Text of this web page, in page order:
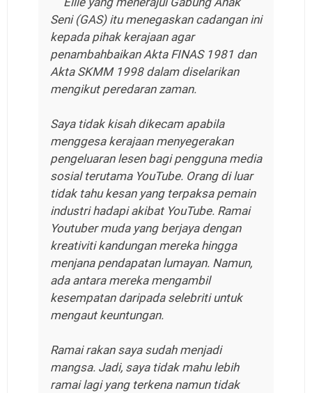
Seni (GAS) itu menegaskan cadangan ini
kepada pihak kerajaan agar
penambahbaikan Akta FINAS 1981 dan
Akta SKMM 1998 dalam diselarikan
mengikut peredaran zaman.
Saya tidak kisah dikecam apabila
menggesa kerajaan menyegerakan
pengeluaran lesen bagi pengguna media
sosial terutama YouTube. Orang di luar
tidak tahu kesan yang terpaksa pemain
industri hadapi akibat YouTube. Ramai
Youtuber muda yang berjaya dengan
kreativiti kandungan mereka hingga
menjana pendapatan lumayan. Namun,
ada antara mereka mengambil
kesempatan daripada selebriti untuk
mengaut keuntungan.
Ramai rakan saya sudah menjadi
mangsa. Jadi, saya tidak mahu lebih
ramai lagi yang terkena namun tidak